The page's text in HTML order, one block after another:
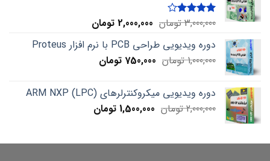
Rated
of 5
3,000,000 تومان Original
was:
3,000,000 تومان.
2,000,000 تومانCurrent
is:
دوره ویدیویی طراحی PCB با نرم افزار Proteus
1,000,000 تومان Original
was:
1,000,000 تومان.
750,000 تومانCurrent
is:
750,000 تومان. دوره ویدیویی میکروکنترلرهای ARM NXP (LPC)
2,000,000 تومان Original
2,000,000 تومان.
1,500,000 تومانCurrent
1,500,000 تومان.